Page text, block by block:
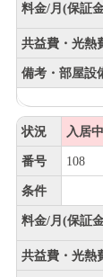
料金/月(保証
共益費・光熱
備考・部屋設
状況 入居中
番号 108
条件
料金/月(保証
共益費・光熱